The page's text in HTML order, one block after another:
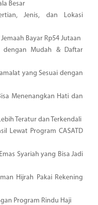
Besar
Jenis, dan Lokasi
Bayar Rp54 Jutaan
dengan Mudah & Daftar
yang Sesuai dengan
Menenangkan Hati dan
Teratur dan Terkendali
Lewat Program CASATD
Syariah yang Bisa Jadi
Hijrah Pakai Rekening
Program Rindu Haji